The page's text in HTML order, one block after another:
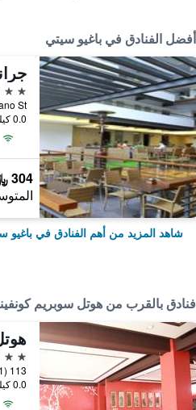
أفضل الفنادق في باغيو سيتي
4 نجوم
0.0 كيلومتر عن وسط المدينة
304 ﷼
شاهد المزيد من أهم الفنادق في باغيو
فنادق بالقرب من هوتل سوبريم
3 نجوم
0.0 كيلومتر عن وسط المدينة